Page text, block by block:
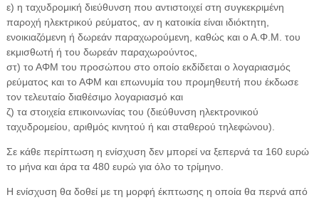
ε) η ταχυδρομική διεύθυνση που αντιστοιχεί στη συγκεκριμένη
παροχή ηλεκτρικού ρεύματος, αν η κατοικία είναι ιδιόκτητη,
ενοικιαζόμενη ή δωρεάν παραχωρούμενη, καθώς και ο Α.Φ.Μ. του
εκμισθωτή ή του δωρεάν παραχωρούντος,
στ) το ΑΦΜ του προσώπου στο οποίο εκδίδεται ο λογαριασμός
ρεύματος και το ΑΦΜ και επωνυμία του προμηθευτή που έκδωσε
τον τελευταίο διαθέσιμο λογαριασμό και
ζ) τα στοιχεία επικοινωνίας του (διεύθυνση ηλεκτρονικού
ταχυδρομείου, αριθμός κινητού ή και σταθερού τηλεφώνου).
Σε κάθε περίπτωση η ενίσχυση δεν μπορεί να ξεπερνά τα 160 ευρώ
το μήνα και άρα τα 480 ευρώ για όλο το τρίμηνο.
Η ενίσχυση θα δοθεί με τη μορφή έκπτωσης η οποία θα περνά από